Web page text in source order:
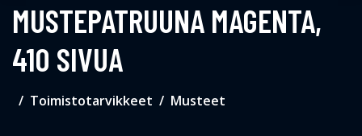
MUSTEPATRUUNA MAGENTA,
410 SIVUA
Toimistotarvikkeet Musteet